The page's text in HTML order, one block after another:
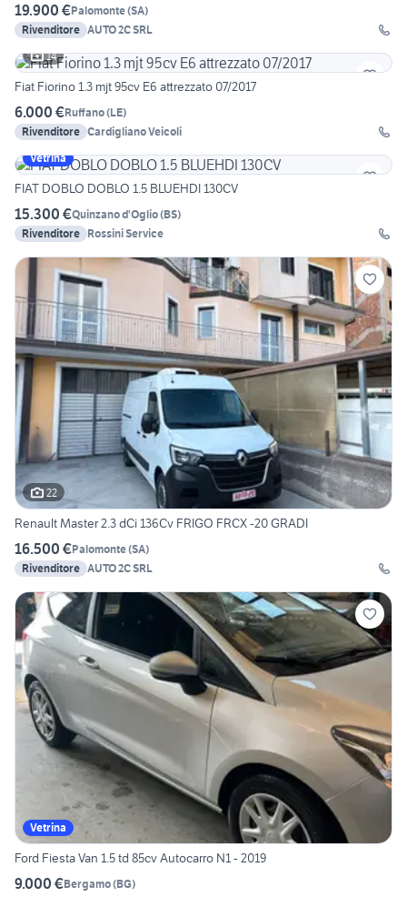
19.900 €Palomonte(SA)
Rivenditore AUTO 2C SRL
14
Fiat Fiorino 1.3 mjt 95cv E6 attrezzato 07/2017
6.000 €Ruffano(LE)
Rivenditore Cardigliano Veicoli
Vetrina
FIAT DOBLO DOBLO 1.5 BLUEHDI 130CV
15.300 €Quinzano d'Oglio(BS)
Rivenditore Rossini Service
22
Renault Master 2.3 dCi 136Cv FRIGO FRCX -20 GRADI
16.500 €Palomonte(SA)
Rivenditore AUTO 2C SRL
Vetrina
Ford Fiesta Van 1.5 td 85cv Autocarro N1 - 2019
9.000 €Bergamo(BG)